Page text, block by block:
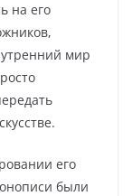
на его
мир
его
были